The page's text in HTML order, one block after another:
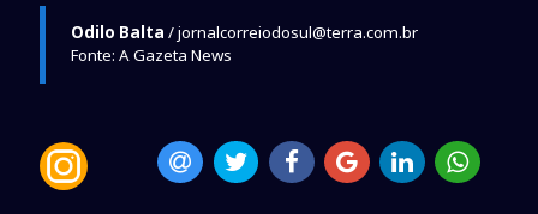
Odilo Balta / jornalcorreiodosul@terra.com.br
Fonte: A Gazeta News